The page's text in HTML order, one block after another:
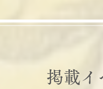
掲載イ